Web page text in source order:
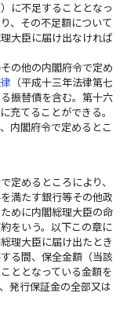
に不足することとなっ
、その不足額について
大臣に届け出なければ
の他の内閣府令で定め
（平成十三年法律第七
振替債を含む。第十六
充てることができる。
内閣府令で定めるとこ
定めるところにより、
満たす銀行等その他政
めに内閣総理大臣の命
をいう。以下この章に
理大臣に届け出たとき
る間、保全金額（当該
ととなっている金額を
発行保証金の全部又は